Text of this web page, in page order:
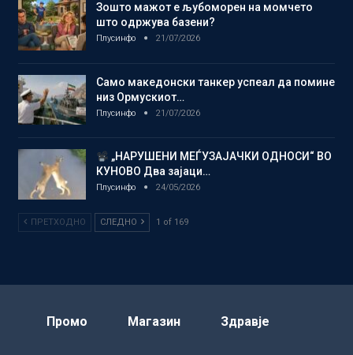
Зошто мажот е љубоморен на момчето
што одржува базени?
Плусинфо 21/07/2026
Само македонски танкер успеал да помине
низ Ормускиот…
Плусинфо 21/07/2026
„НАРУШЕНИ МЕЃУЗАЈАЧКИ ОДНОСИ“ ВО
КУНОВО Два зајаци…
Плусинфо 24/05/2026
ПРЕТХОДНО СЛЕДНО 1 of 169
Промо Магазин Здравје